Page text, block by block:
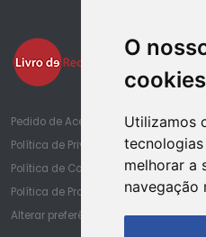
O
cookies
Utilizamos
melhorar a
navegação
Pedido de Acesso à Informação de
Política de Privacidade
Política de Cookies
Política de Proteção de Dados
Alterar preferências de cookies